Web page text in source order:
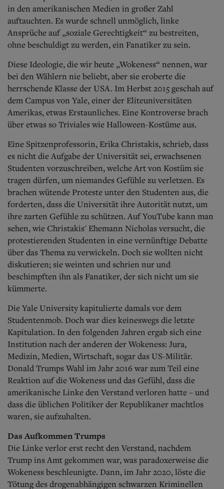
in den amerikanischen Medien in großer Zahl
auftauchten. Es wurde schnell unmöglich, linke
Ansprüche auf „soziale Gerechtigkeit“ zu bestreiten,
ohne beschuldigt zu werden, ein Fanatiker zu sein.
Diese Ideologie, die wir heute „Wokeness“ nennen, war
bei den Wählern nie beliebt, aber sie eroberte die
herrschende Klasse der USA. Im Herbst 2015 geschah auf
dem Campus von Yale, einer der Eliteuniversitäten
Amerikas, etwas Erstaunliches. Eine Kontroverse brach
über etwas so Triviales wie Halloween-Kostüme aus.
Eine Spitzenprofessorin, Erika Chri­stakis, schrieb, dass
es nicht die Aufgabe der Universität sei, erwachsenen
Studenten vorzuschreiben, welche Art von Kostüm sie
tragen dürfen, um niemandes Gefühle zu verletzen. Es
brachen wütende Proteste unter den Studenten aus, die
forderten, dass die Universität ihre Autorität nutzt, um
ihre zarten Gefühle zu schützen. Auf YouTube kann man
sehen, wie Christakis' Ehemann Nicholas versucht, die
protestierenden Studenten in eine vernünftige Debatte
über das Thema zu verwickeln. Doch sie wollten nicht
diskutieren; sie weinten und schrien nur und
beschimpften ihn als Fanatiker, der sich nicht um sie
kümmerte.
Die Yale University kapitulierte damals vor dem
Studentenmob. Doch war dies keineswegs die letzte
Kapitulation. In den folgenden Jahren ergab sich eine
Institution nach der anderen der Wokeness: Jura,
Medizin, Medien, Wirtschaft, sogar das US-Militär.
Donald Trumps Wahl im Jahr 2016 war zum Teil eine
Reaktion auf die Wokeness und das Gefühl, dass die
amerikanische Linke den Verstand verloren hatte – und
dass die üblichen Politiker der Republikaner machtlos
waren, sie aufzuhalten.
Das Aufkommen Trumps
Die Linke verlor erst recht den Verstand, nachdem
Trump ins Amt gekommen war, was paradoxerweise die
Wokeness beschleunigte. Dann, im Jahr 2020, löste die
Tötung des drogenabhängigen schwarzen Kriminellen